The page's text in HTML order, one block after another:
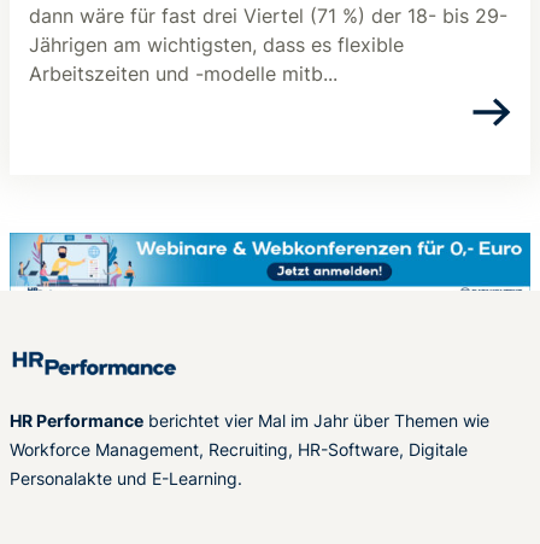
dann wäre für fast drei Viertel (71 %) der 18- bis 29-
Jährigen am wichtigsten, dass es flexible
Arbeitszeiten und -modelle mitb...
HR Performance berichtet vier Mal im Jahr über Themen wie
Workforce Management, Recruiting, HR-Software, Digitale
Personalakte und E-Learning.